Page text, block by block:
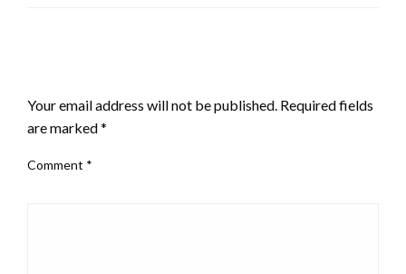
Your email address will not be published. Required fields
are marked*
Comment *